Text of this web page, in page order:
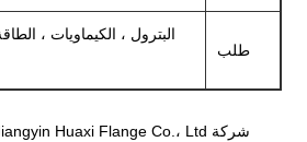
طلب
البترول ، الكيماويات ،